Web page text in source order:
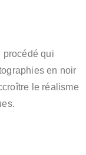
procédé qui
en noir
le réalisme